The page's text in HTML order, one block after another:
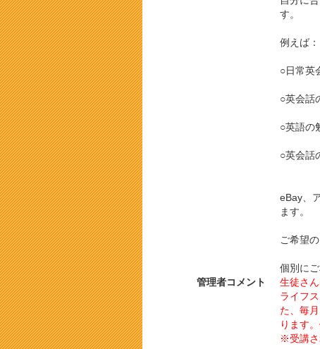
す。
例えば：
○日常英
○英会話
○英語の
○英会話
eBay、
ます。
ご希望
個別にご
管理者コメント
生徒さ
ライフ
た、毎
ります
※受講さ